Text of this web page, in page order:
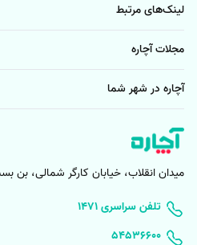
لینک‌های مرتبط
مجلات آچاره
آچاره در شهر شما
میدان انقلاب، خیابان کارگر شمالی، بن
۱۴۷۱ تلفن سراسری
۵۴۵۳۶۶۰۰